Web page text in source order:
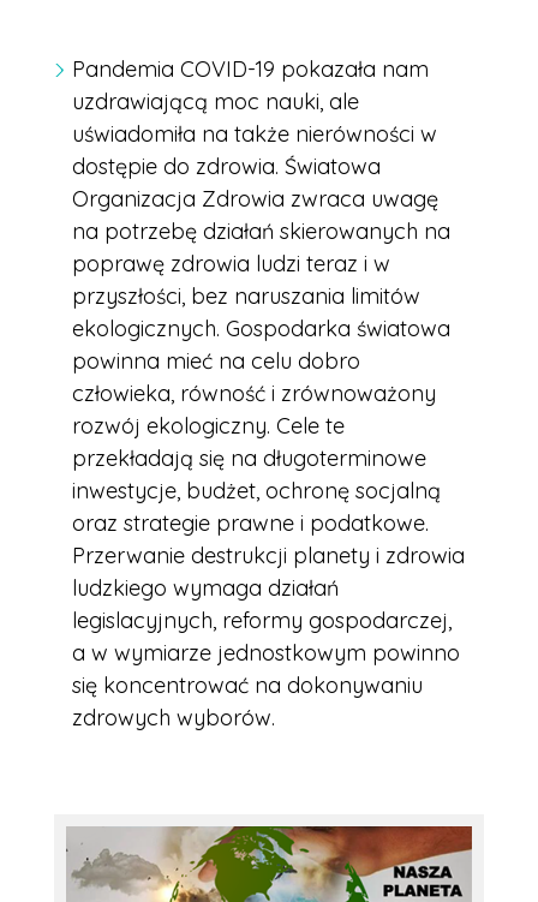
Pandemia COVID-19 pokazała nam
uzdrawiającą moc nauki, ale
uświadomiła na także nierówności w
dostępie do zdrowia. Światowa
Organizacja Zdrowia zwraca uwagę
na potrzebę działań skierowanych na
poprawę zdrowia ludzi teraz i w
przyszłości, bez naruszania limitów
ekologicznych. Gospodarka światowa
powinna mieć na celu dobro
człowieka, równość i zrównoważony
rozwój ekologiczny. Cele te
przekładają się na długoterminowe
inwestycje, budżet, ochronę socjalną
oraz strategie prawne i podatkowe.
Przerwanie destrukcji planety i zdrowia
ludzkiego wymaga działań
legislacyjnych, reformy gospodarczej,
a w wymiarze jednostkowym powinno
się koncentrować na dokonywaniu
zdrowych wyborów.